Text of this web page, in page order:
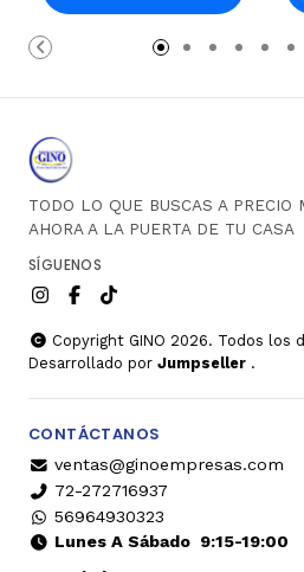
Carro
TODO LO QUE BUSCAS A PRECIO
AHORA A LA PUERTA DE TU CASA
SÍGUENOS
Copyright GINO 2026. Todos los
Desarrollado por Jumpseller .
CONTÁCTANOS
ventas@ginoempresas.com
72-272716937
56964930323
Lunes A Sábado9:15-19:00